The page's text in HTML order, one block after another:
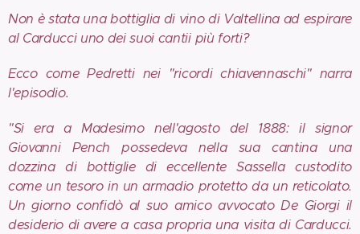
Non è stata una bottiglia di vino di Valtellina ad espirare
al Carducci uno dei suoi cantii più forti?
Ecco come Pedretti nei "ricordi chiavennaschi" narra
l'episodio.
"Si era a Madesimo nell'agosto del 1888: il signor
Giovanni Pench possedeva nella sua cantina una
dozzina di bottiglie di eccellente Sassella custodito
come un tesoro in un armadio protetto da un reticolato.
Un giorno confidò al suo amico avvocato De Giorgi il
desiderio di avere a casa propria una visita di Carducci.